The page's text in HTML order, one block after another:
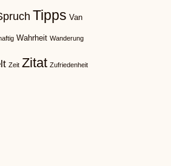
Tipps Van
Wahrheit Wanderung
Zeit Zitat Zufriedenheit